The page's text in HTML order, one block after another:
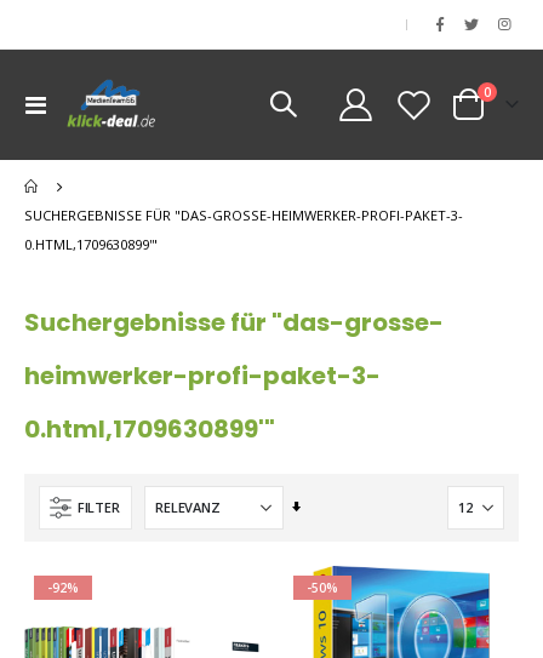
|
Navigation
umschalten
Cart
0Artikel
SUCHERGEBNISSE FÜR "DAS-GROSSE-HEIMWERKER-PROFI-PAKET-3-
0.HTML,1709630899'"
Suchergebnisse für "das-grosse-
heimwerker-profi-paket-3-
0.html,1709630899'"
FILTER
Aufsteigend
-92% -50%